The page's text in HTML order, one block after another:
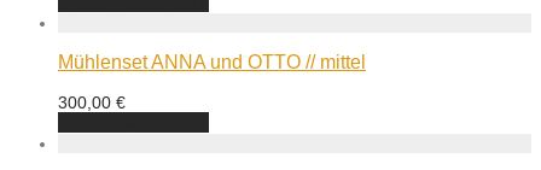
Mühlenset ANNA und OTTO // mittel
300,00 €